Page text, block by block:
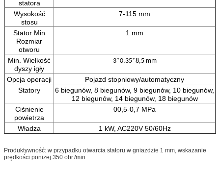
statora
Wysokość
stosu
7-115 mm
Stator Min
Rozmiar
otworu
1 mm
Min. Wielkość
dyszy igły
3*0,35*8,5 mm
Opcja operacji
Pojazd stopniowy/automatyczny
Statory
6 biegunów, 8 biegunów, 9 biegunów, 10 biegunów,
12 biegunów, 14 biegunów, 18 biegunów
Ciśnienie
powietrza
00,5-0,7 MPa
Władza 1 kW, AC220V 50/60Hz
Produktywność: w przypadku otwarcia statoru w gniazdzie 1 mm, wskazanie
prędkości poniżej 350 obr./min.